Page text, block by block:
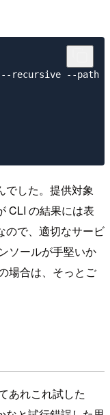
--recursive --
でした。提供対象
CLI の結果には表
ので、適切なサービ
ソールが手堅いか
場合は、そっとご
あれこれ試した